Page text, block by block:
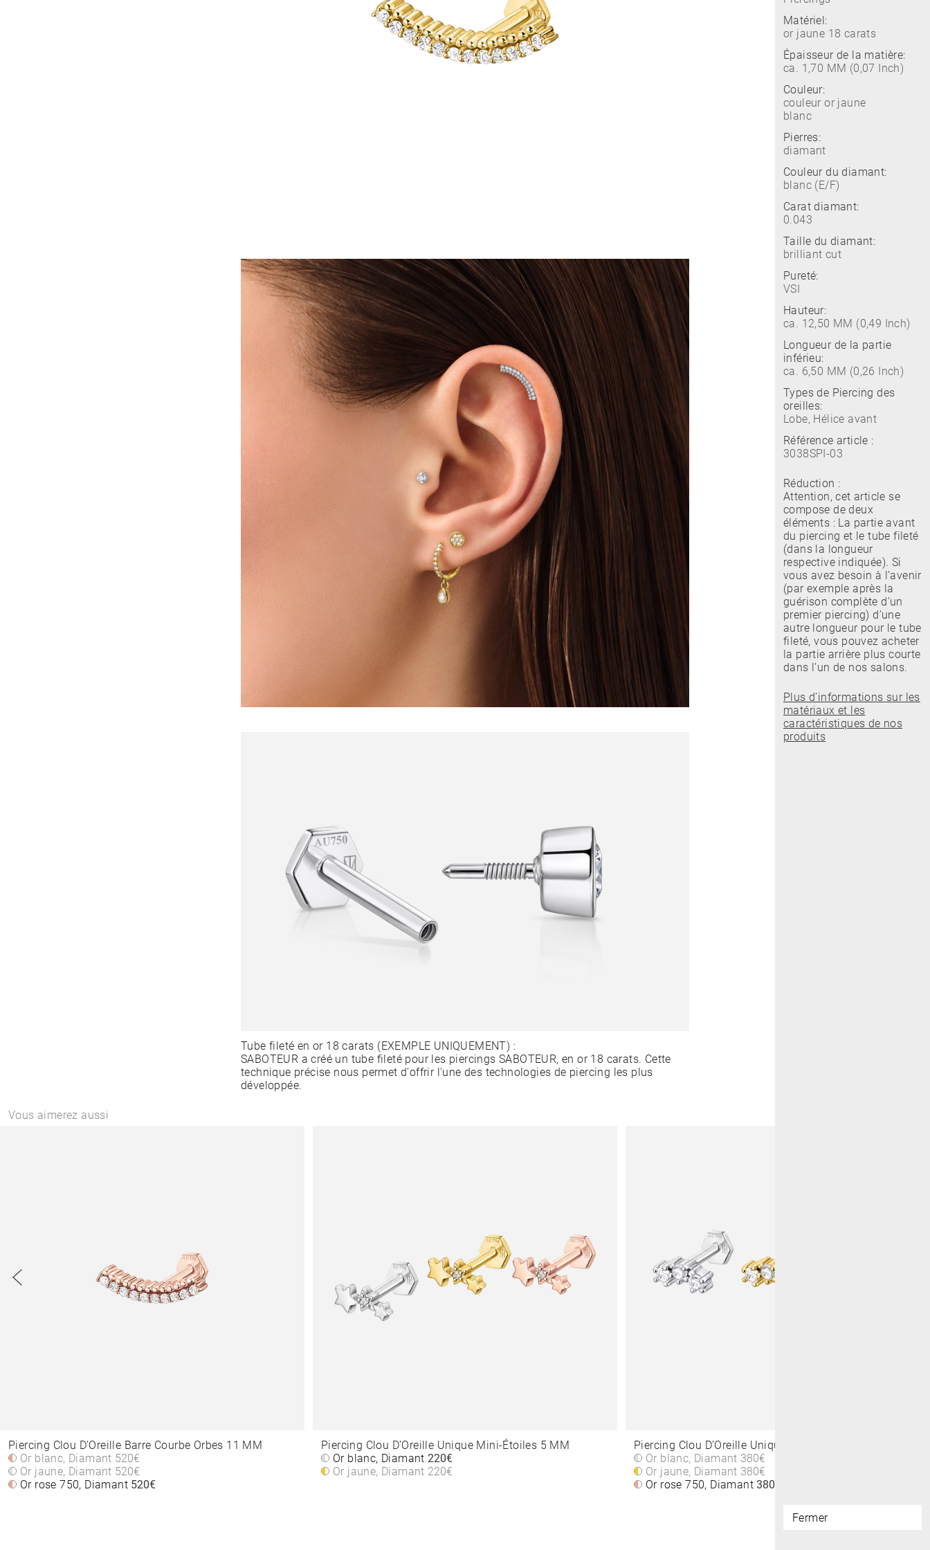
Tube fileté en or 18 carats (EXEMPLE UNIQUEMENT) :
SABOTEUR a créé un tube fileté pour les piercings SABOTEUR, en or 18 carats. Cette
technique précise nous permet d'offrir l'une des technologies de piercing les plus
développée.
Matériel:
or jaune 18 carats
Épaisseur de la matière:
ca. 1,70 MM (0,07 Inch)
Couleur:
couleur or jaune
blanc
Pierres:
diamant
Couleur du diamant:
blanc (E/F)
Carat diamant:
0.043
Taille du diamant:
brilliant cut
Pureté:
VSI
Hauteur:
ca. 12,50 MM (0,49 Inch)
Longueur de la partie
inférieu:
ca. 6,50 MM (0,26 Inch)
Types de Piercing des
oreilles:
Lobe, Hélice avant
Référence article :
3038SPI-03
Réduction :
Attention, cet article se
compose de deux
éléments : La partie avant
du piercing et le tube fileté
(dans la longueur
respective indiquée). Si
vous avez besoin à l’avenir
(par exemple après la
guérison complète d’un
premier piercing) d’une
autre longueur pour le tube
fileté, vous pouvez acheter
la partie arrière plus courte
dans l’un de nos salons.
Plus d’informations sur les
matériaux et les
caractéristiques de nos
produits
Fermer
Vous aimerez aussi
Piercing Clou D’Oreille Barre Courbe Orbes 11 MM
Or blanc, Diamant 520€
Or jaune, Diamant 520€
Or rose 750, Diamant 520€
Piercing Clou D’Oreille Unique Mini-Étoiles 5 MM
Or blanc, Diamant 220€
Or jaune, Diamant 220€
Piercing Clou D’Oreille Unique Mini-Pointes 4,5 MM
Or blanc, Diamant 380€
Or jaune, Diamant 380€
Or rose 750, Diamant380€